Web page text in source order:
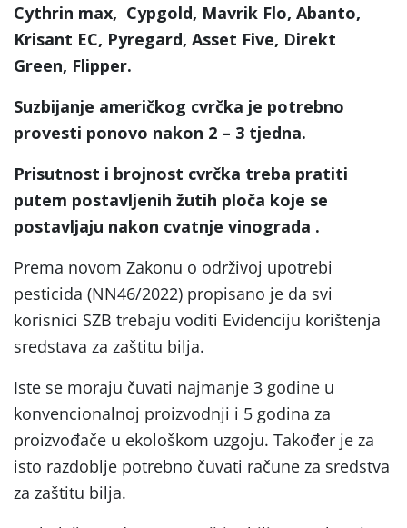
Cythrin max, Cypgold, Mavrik Flo, Abanto,
Krisant EC, Pyregard, Asset Five, Direkt
Green, Flipper.
Suzbijanje američkog cvrčka je potrebno
provesti ponovo nakon 2 – 3 tjedna.
Prisutnost i brojnost cvrčka treba pratiti
putem postavljenih žutih ploča koje se
postavljaju nakon cvatnje vinograda .
Prema novom Zakonu o održivoj upotrebi
pesticida (NN46/2022) propisano je da svi
korisnici SZB trebaju voditi Evidenciju korištenja
sredstava za zaštitu bilja.
Iste se moraju čuvati najmanje 3 godine u
konvencionalnoj proizvodnji i 5 godina za
proizvođače u ekološkom uzgoju. Također je za
isto razdoblje potrebno čuvati račune za sredstva
za zaštitu bilja.